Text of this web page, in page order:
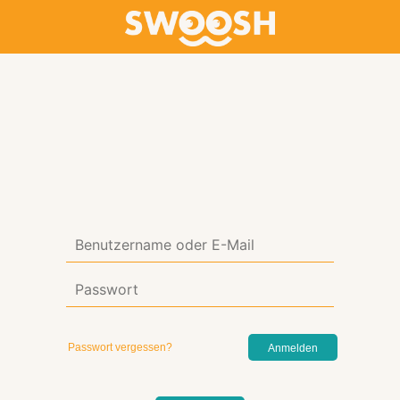
Passwort vergessen? Anmelden